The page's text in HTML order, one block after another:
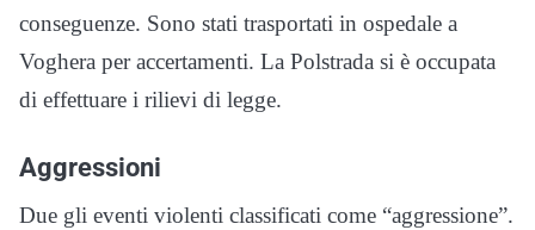
conseguenze. Sono stati trasportati in ospedale a
Voghera per accertamenti. La Polstrada si è occupata
di effettuare i rilievi di legge.
Aggressioni
Due gli eventi violenti classificati come “aggressione”.